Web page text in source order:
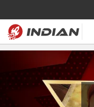
Recenze